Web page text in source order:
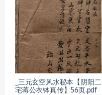
_三元玄空风水秘本【阴阳二
宅蒋公衣钵真传】56页.pdf